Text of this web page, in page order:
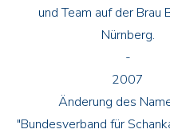
und Team auf der Brau
Nürnberg.
-
2007
Änderung des
"Bundesverband für